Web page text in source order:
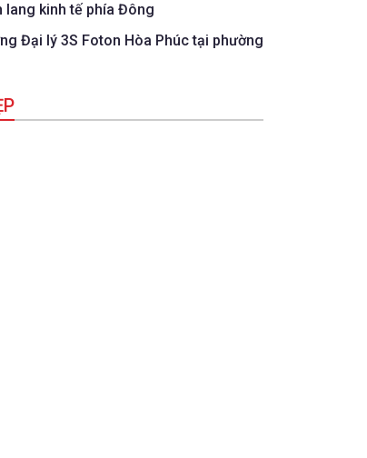
lang kinh tế phía Đông
Đại lý 3S Foton Hòa Phúc tại phường